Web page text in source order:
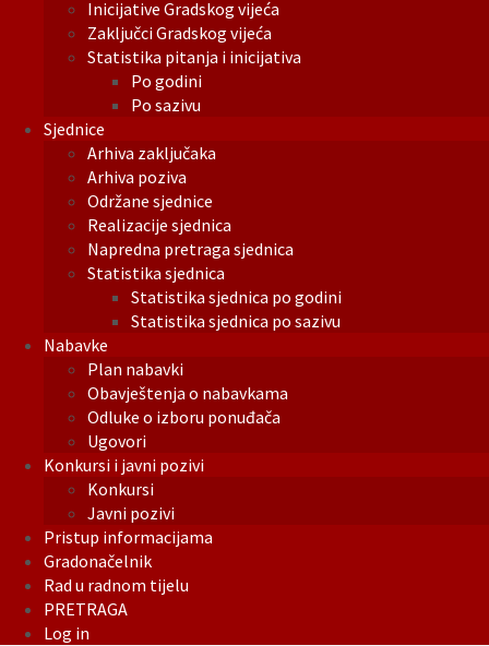
Inicijative Gradskog vijeća
Zaključci Gradskog vijeća
Statistika pitanja i inicijativa
Po godini
Po sazivu
Sjednice
Arhiva zaključaka
Arhiva poziva
Održane sjednice
Realizacije sjednica
Napredna pretraga sjednica
Statistika sjednica
Statistika sjednica po godini
Statistika sjednica po sazivu
Nabavke
Plan nabavki
Obavještenja o nabavkama
Odluke o izboru ponuđača
Ugovori
Konkursi i javni pozivi
Konkursi
Javni pozivi
Pristup informacijama
Gradonačelnik
Rad u radnom tijelu
PRETRAGA
Log in